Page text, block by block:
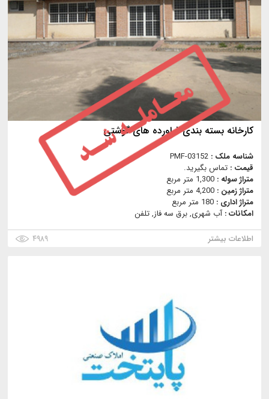
کارخانه بسته بندی فراورده های گوشتی
شناسه ملک : PMF-03152
قیمت : تماس بگیرید.
متراژ سوله : 1,300 متر مربع
متراژ زمین : 4,200 متر مربع
متراژ اداری : 180 متر مربع
امکانات :آب شهری, برق سه فاز, تلفن
اطلاعات بیشتر
۴۹۸۹